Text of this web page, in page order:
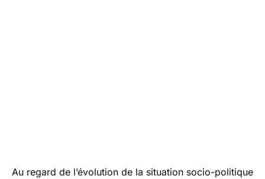
Au regard de l’évolution de la situation socio-politique